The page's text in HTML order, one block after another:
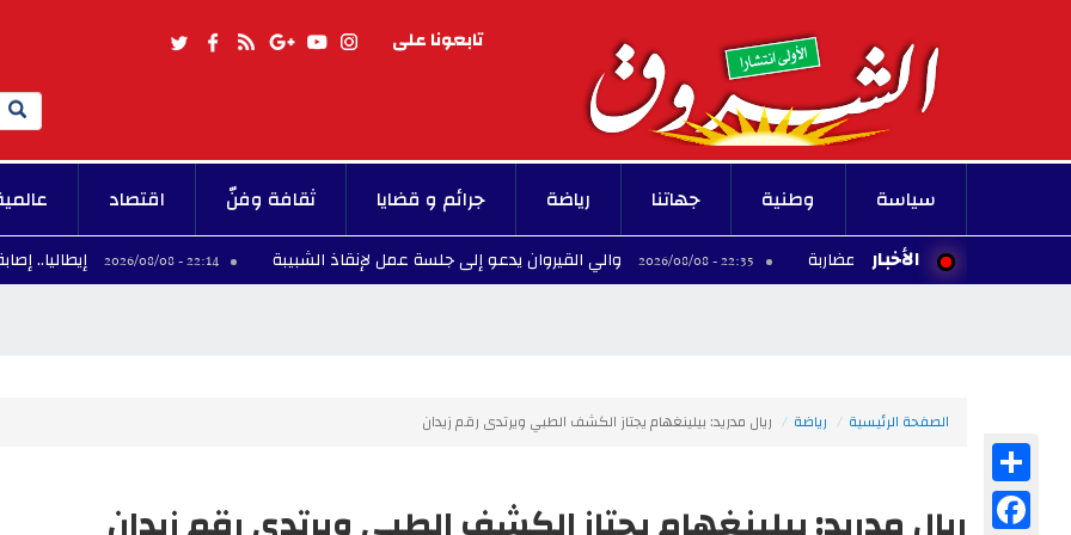
تابعونا على
Search
سياسة وطنية جهاتنا رياضة جرائم و قضايا ثقافة وفنّ اقتصاد
الأخبار
22:35 - 2026/08/08 والي القيروان يدعو إلى جلسة عمل لإنقاذ الشبيبة 22:14 - 2026/08/08 إيطاليا.. إصابة أربعة
الصفحة الرئيسية رياضة ريال مدريد: بيلينغهام يجتاز الكشف الطبي ويرتدى رقم زيدان
Facebook